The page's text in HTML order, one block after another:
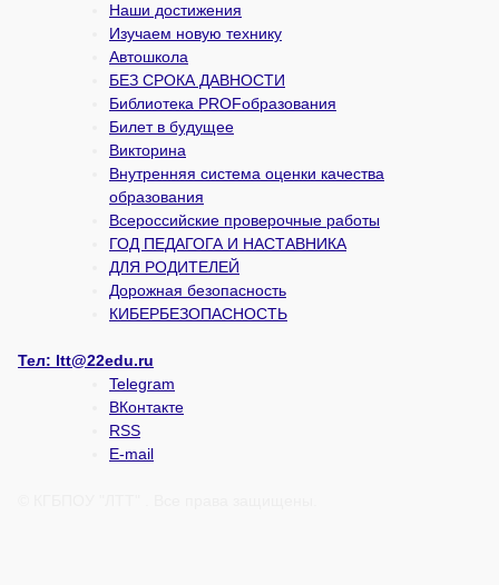
Наши достижения
Изучаем новую технику
Автошкола
БЕЗ СРОКА ДАВНОСТИ
Библиотека PROFобразования
Билет в будущее
Викторина
Внутренняя система оценки качества
образования
Всероссийские проверочные работы
ГОД ПЕДАГОГА И НАСТАВНИКА
ДЛЯ РОДИТЕЛЕЙ
Дорожная безопасность
КИБЕРБЕЗОПАСНОСТЬ
Тел: ltt@22edu.ru
Telegram
ВКонтакте
RSS
E-mail